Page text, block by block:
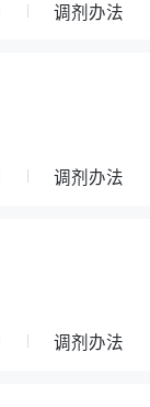
调剂办法
调剂办法
调剂办法